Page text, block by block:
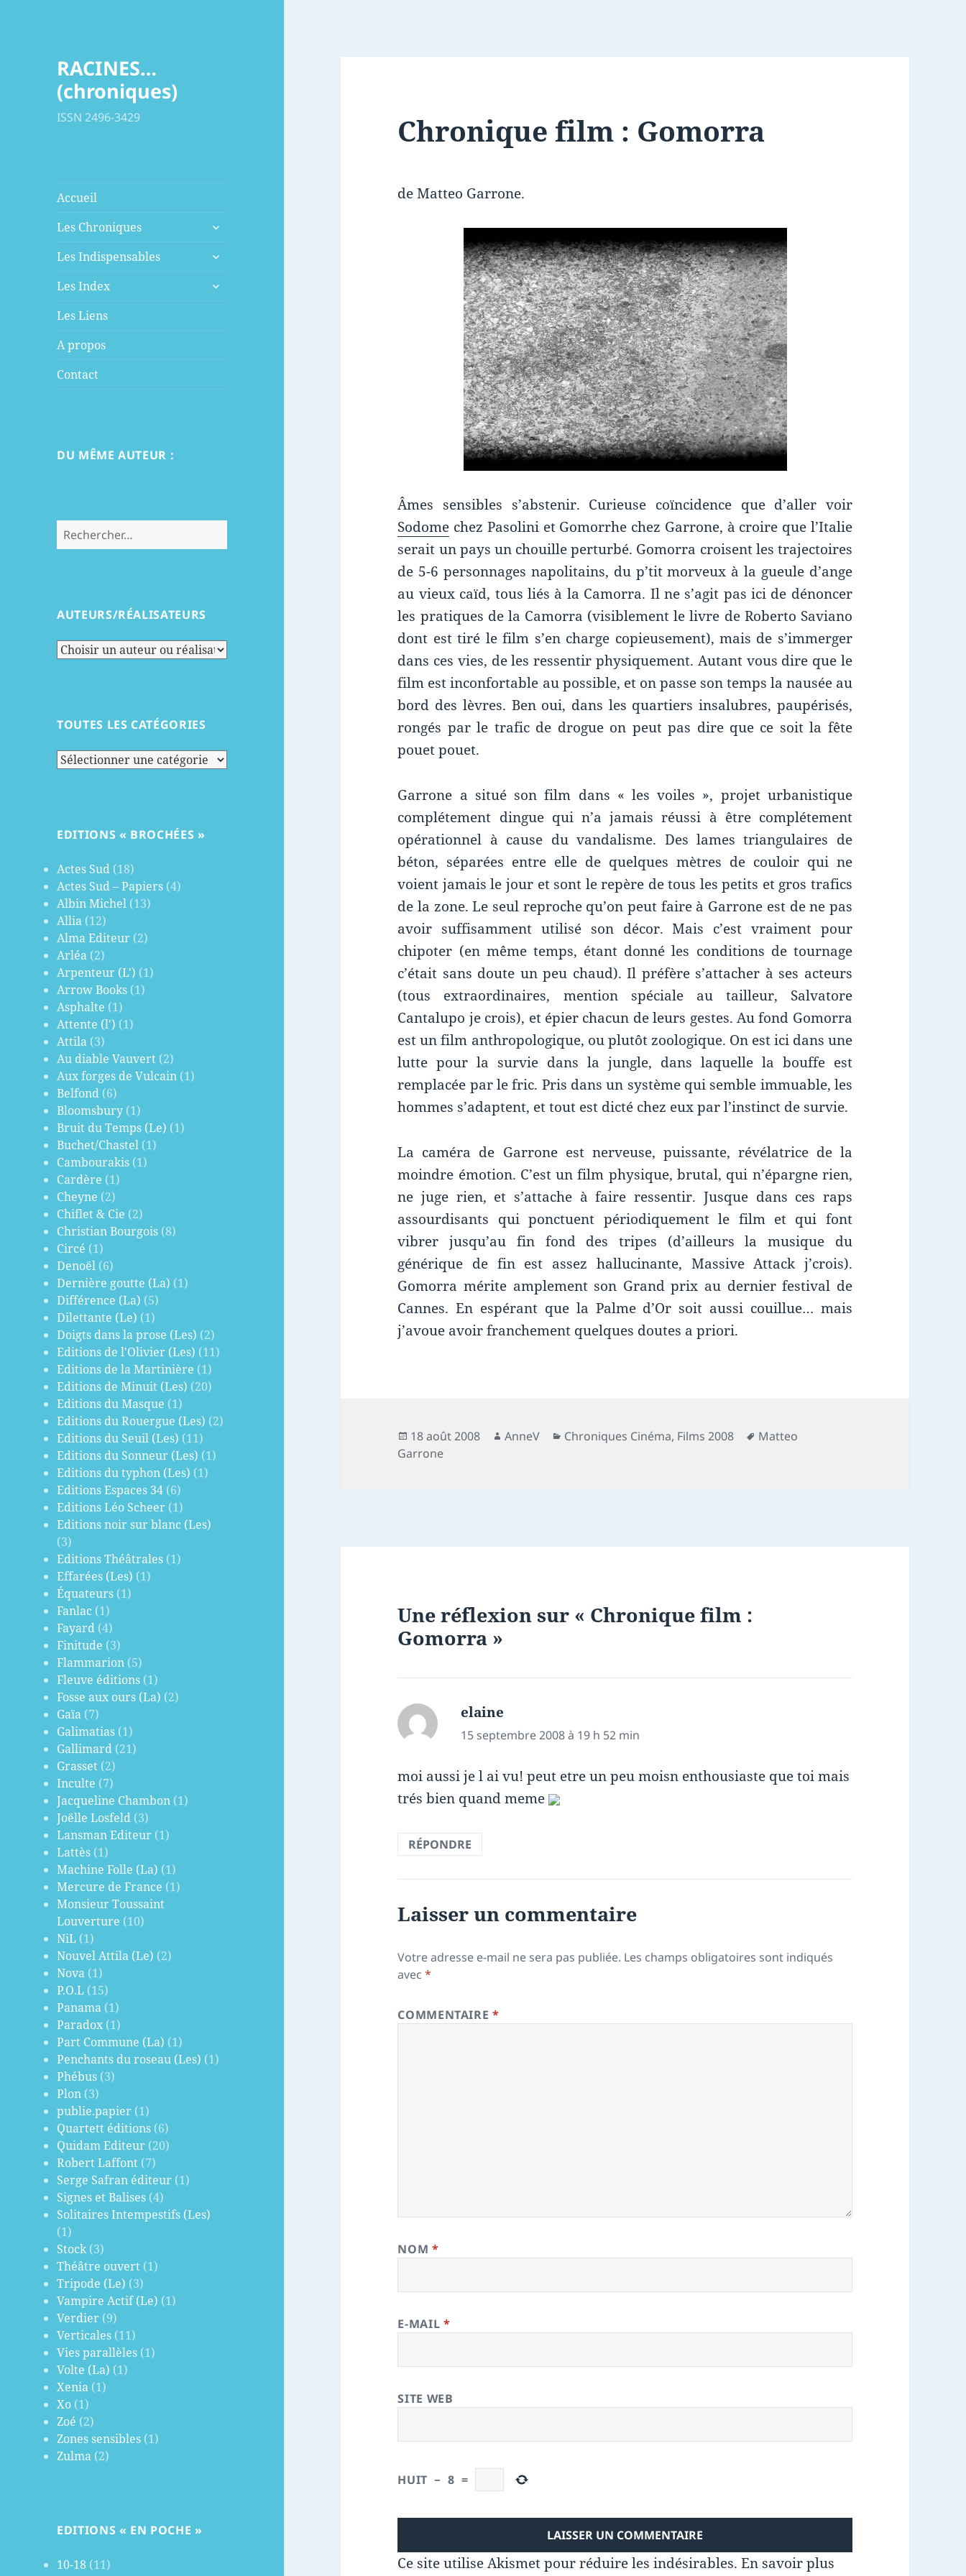
RACINES…
(chroniques)
ISSN 2496-3429
Accueil
Les Chroniques
ouvrir
sous-
Les Indispensables
ouvrir
sous-
Les Index
ouvrir
Les Liens
A propos
Contact
DU MÊME AUTEUR :
Rechercher :
AUTEURS/RÉALISATEURS
TOUTES LES CATÉGORIES
Toutes
EDITIONS « BROCHÉES »
Actes Sud (18)
Actes Sud – Papiers (4)
Albin Michel (13)
Allia (12)
Alma Editeur (2)
Arléa (2)
Arpenteur (L') (1)
Arrow Books (1)
Asphalte (1)
Attente (l') (1)
Attila (3)
Au diable Vauvert (2)
Aux forges de Vulcain (1)
Belfond (6)
Bloomsbury (1)
Bruit du Temps (Le) (1)
Buchet/Chastel (1)
Cambourakis (1)
Cardère (1)
Cheyne (2)
Chiflet & Cie (2)
Christian Bourgois (8)
Circé (1)
Denoël (6)
Dernière goutte (La) (1)
Différence (La) (5)
Dilettante (Le) (1)
Doigts dans la prose (Les) (2)
Editions de l'Olivier (Les) (11)
Editions de la Martinière (1)
Editions de Minuit (Les) (20)
Editions du Masque (1)
Editions du Rouergue (Les) (2)
Editions du Seuil (Les) (11)
Editions du Sonneur (Les) (1)
Editions du typhon (Les) (1)
Editions Espaces 34 (6)
Editions Léo Scheer (1)
Editions noir sur blanc (Les)
(3)
Editions Théâtrales (1)
Effarées (Les) (1)
Équateurs (1)
Fanlac (1)
Fayard (4)
Finitude (3)
Flammarion (5)
Fleuve éditions (1)
Fosse aux ours (La) (2)
Gaïa (7)
Galimatias (1)
Gallimard (21)
Grasset (2)
Inculte (7)
Jacqueline Chambon (1)
Joëlle Losfeld (3)
Lansman Editeur (1)
Lattès (1)
Machine Folle (La) (1)
Mercure de France (1)
Monsieur Toussaint
Louverture (10)
NiL (1)
Nouvel Attila (Le) (2)
Nova (1)
P.O.L (15)
Panama (1)
Paradox (1)
Part Commune (La) (1)
Penchants du roseau (Les) (1)
Phébus (3)
Plon (3)
publie.papier (1)
Quartett éditions (6)
Quidam Editeur (20)
Robert Laffont (7)
Serge Safran éditeur (1)
Signes et Balises (4)
Solitaires Intempestifs (Les)
(1)
Stock(3)
Théâtre ouvert (1)
Tripode (Le) (3)
Vampire Actif (Le) (1)
Verdier (9)
Verticales (11)
Vies parallèles (1)
Volte (La) (1)
Xenia (1)
Xo (1)
Zoé (2)
Zones sensibles (1)
Zulma (2)
EDITIONS « EN POCHE »
10-18 (11)
Chronique film : Gomorra
de Matteo Garrone.
Âmes sensibles s’abstenir. Curieuse coïncidence que d’aller voir
Sodome chez Pasolini et Gomorrhe chez Garrone, à croire que l’Italie
serait un pays un chouille perturbé. Gomorra croisent les trajectoires
de 5-6 personnages napolitains, du p’tit morveux à la gueule d’ange
au vieux caïd, tous liés à la Camorra. Il ne s’agit pas ici de dénoncer
les pratiques de la Camorra (visiblement le livre de Roberto Saviano
dont est tiré le film s’en charge copieusement), mais de s’immerger
dans ces vies, de les ressentir physiquement. Autant vous dire que le
film est inconfortable au possible, et on passe son temps la nausée au
bord des lèvres. Ben oui, dans les quartiers insalubres, paupérisés,
rongés par le trafic de drogue on peut pas dire que ce soit la fête
pouet pouet.
Garrone a situé son film dans « les voiles », projet urbanistique
complétement dingue qui n’a jamais réussi à être complétement
opérationnel à cause du vandalisme. Des lames triangulaires de
béton, séparées entre elle de quelques mètres de couloir qui ne
voient jamais le jour et sont le repère de tous les petits et gros trafics
de la zone. Le seul reproche qu’on peut faire à Garrone est de ne pas
avoir suffisamment utilisé son décor. Mais c’est vraiment pour
chipoter (en même temps, étant donné les conditions de tournage
c’était sans doute un peu chaud). Il préfère s’attacher à ses acteurs
(tous extraordinaires, mention spéciale au tailleur, Salvatore
Cantalupo je crois), et épier chacun de leurs gestes. Au fond Gomorra
est un film anthropologique, ou plutôt zoologique. On est ici dans une
lutte pour la survie dans la jungle, dans laquelle la bouffe est
remplacée par le fric. Pris dans un système qui semble immuable, les
hommes s’adaptent, et tout est dicté chez eux par l’instinct de survie.
La caméra de Garrone est nerveuse, puissante, révélatrice de la
moindre émotion. C’est un film physique, brutal, qui n’épargne rien,
ne juge rien, et s’attache à faire ressentir. Jusque dans ces raps
assourdisants qui ponctuent périodiquement le film et qui font
vibrer jusqu’au fin fond des tripes (d’ailleurs la musique du
générique de fin est assez hallucinante, Massive Attack j’crois).
Gomorra mérite amplement son Grand prix au dernier festival de
Cannes. En espérant que la Palme d’Or soit aussi couillue… mais
j’avoue avoir franchement quelques doutes a priori.
Publié
le
18 août 2008 Auteur
AnneV Catégories
Chroniques Cinéma, Films 2008
Mots-
Matteo
Garrone
Une réflexion sur « Chronique film :
Gomorra »
elaine
15 septembre 2008 à 19 h 52 min
moi aussi je l ai vu! peut etre un peu moisn enthousiaste que toi mais
trés bien quand meme
RÉPONDRE
Laisser un commentaire
Votre adresse e-mail ne sera pas publiée. Les champs obligatoires sont indiqués
avec*
COMMENTAIRE*
NOM *
E-MAIL *
SITE WEB
HUIT − 8 =
Ce site utilise Akismet pour réduire les indésirables.En savoir plus